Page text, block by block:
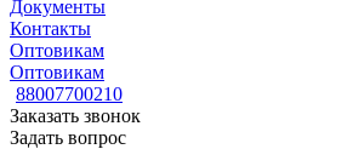
Документы
Контакты
Оптовикам
Оптовикам
88007700210
Заказать звонок
Задать вопрос